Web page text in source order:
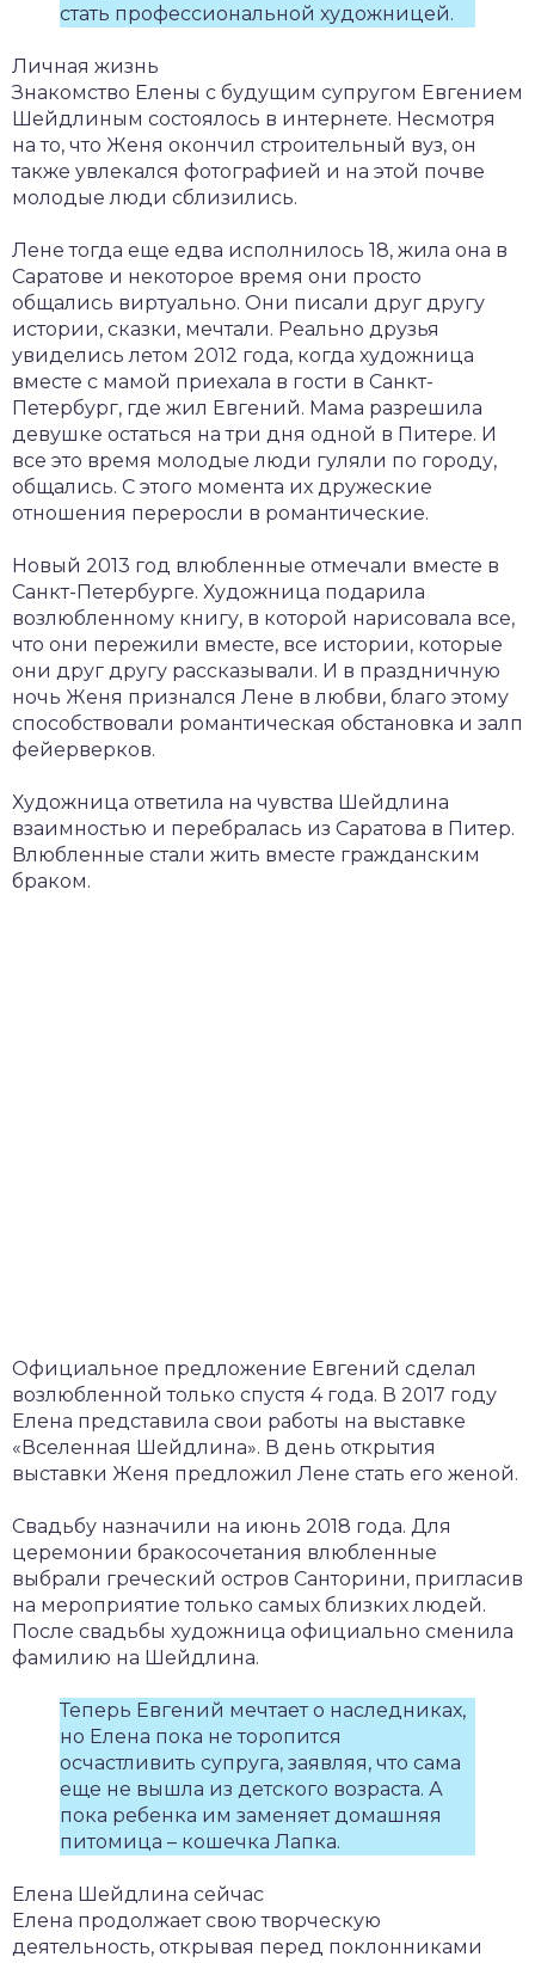
стать профессиональной художницей.
Личная жизнь
Знакомство Елены с будущим супругом Евгением
Шейдлиным состоялось в интернете. Несмотря
на то, что Женя окончил строительный вуз, он
также увлекался фотографией и на этой почве
молодые люди сблизились.
Лене тогда еще едва исполнилось 18, жила она в
Саратове и некоторое время они просто
общались виртуально. Они писали друг другу
истории, сказки, мечтали. Реально друзья
увиделись летом 2012 года, когда художница
вместе с мамой приехала в гости в Санкт-
Петербург, где жил Евгений. Мама разрешила
девушке остаться на три дня одной в Питере. И
все это время молодые люди гуляли по городу,
общались. С этого момента их дружеские
отношения переросли в романтические.
Новый 2013 год влюбленные отмечали вместе в
Санкт-Петербурге. Художница подарила
возлюбленному книгу, в которой нарисовала все,
что они пережили вместе, все истории, которые
они друг другу рассказывали. И в праздничную
ночь Женя признался Лене в любви, благо этому
способствовали романтическая обстановка и залп
фейерверков.
Художница ответила на чувства Шейдлина
взаимностью и перебралась из Саратова в Питер.
Влюбленные стали жить вместе гражданским
браком.
Официальное предложение Евгений сделал
возлюбленной только спустя 4 года. В 2017 году
Елена представила свои работы на выставке
«Вселенная Шейдлина». В день открытия
выставки Женя предложил Лене стать его женой.
Свадьбу назначили на июнь 2018 года. Для
церемонии бракосочетания влюбленные
выбрали греческий остров Санторини, пригласив
на мероприятие только самых близких людей.
После свадьбы художница официально сменила
фамилию на Шейдлина.
Теперь Евгений мечтает о наследниках,
но Елена пока не торопится
осчастливить супруга, заявляя, что сама
еще не вышла из детского возраста. А
пока ребенка им заменяет домашняя
питомица – кошечка Лапка.
Елена Шейдлина сейчас
Елена продолжает свою творческую
деятельность, открывая перед поклонниками